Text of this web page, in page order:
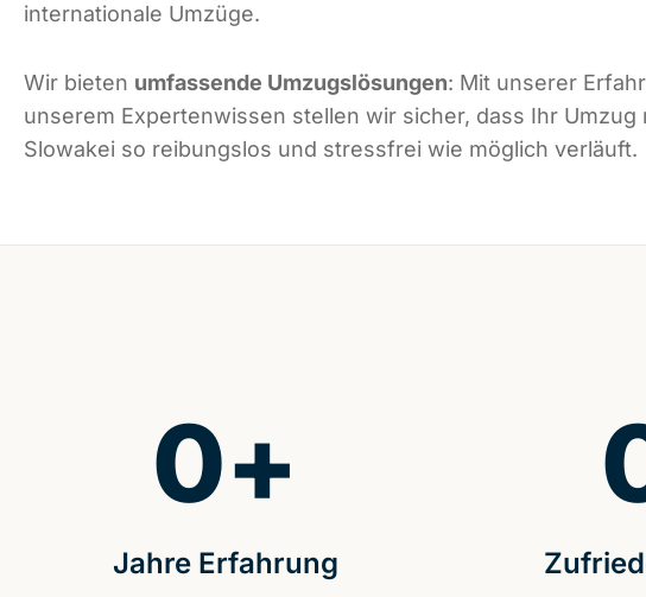
internationale Umzüge.
Wir bieten umfassende Umzugslösungen: Mit unserer
unserem Expertenwissen stellen wir sicher, dass Ihr Umzug
Slowakei so reibungslos und stressfrei wie möglich verläuft.
Jahre Erfahrung
0+